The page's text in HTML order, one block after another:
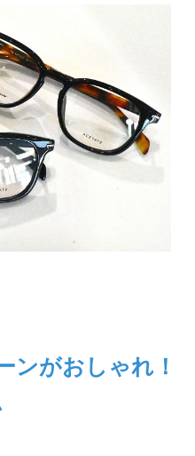
ンがおしゃれ！